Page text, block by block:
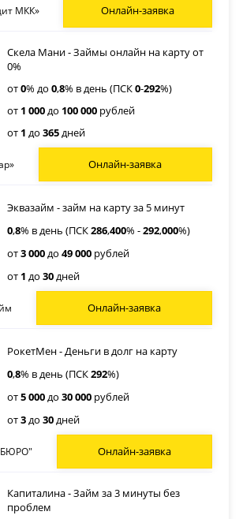
МКК» Онлайн-заявка
Скела Мани - Займы онлайн на карту от
0%
от0% до0,8% в день (ПСК0-292%)
от 1 000до 100 000 рублей
от 1 до365дней
Онлайн-заявка
Эквазайм - займ на карту за 5 минут
0,8% в день (ПСК286,400% -292,000%)
от3 000до49 000 рублей
от 1 до30дней
Онлайн-заявка
РокетМен - Деньги в долг на карту
0,8% в день (ПСК292%)
от5 000до30 000 рублей
от3до30дней
Онлайн-заявка
Капиталина - Займ за 3 минуты без
проблем